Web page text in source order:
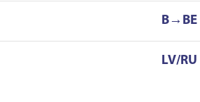
B→BE
LV/RU